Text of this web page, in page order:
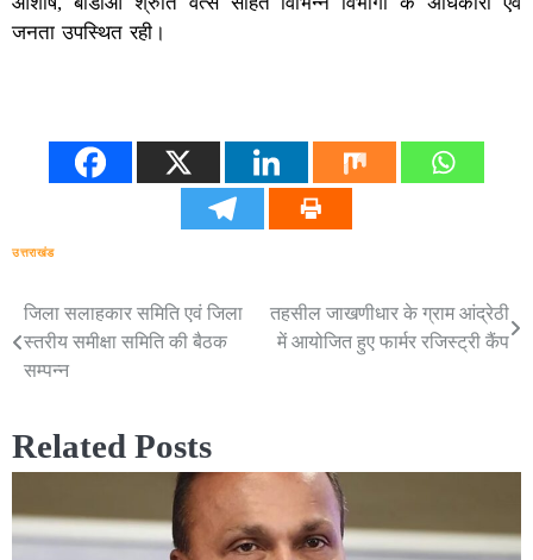
जनता उपस्थित रही।
उत्तराखंड
Post
navigation
जिला सलाहकार समिति एवं जिला
स्तरीय समीक्षा समिति की बैठक
सम्पन्न
तहसील जाखणीधार के ग्राम आंद्रेठी
में आयोजित हुए फार्मर रजिस्ट्री कैंप
Related Posts